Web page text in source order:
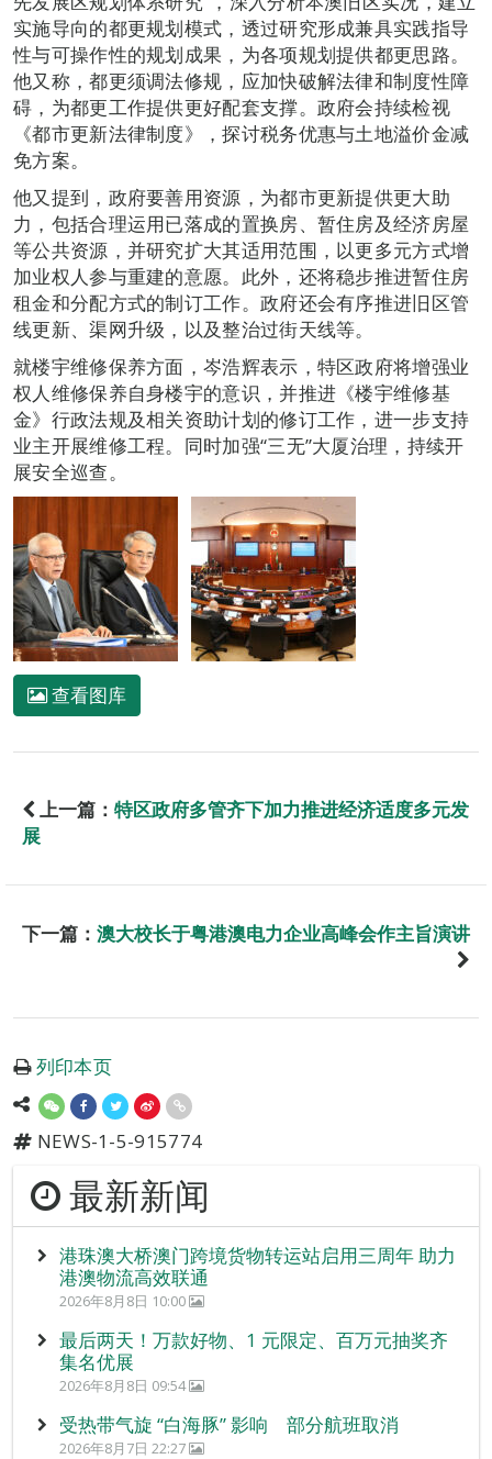
实施导向的都更规划模式，透过研究形成兼具实践指导
性与可操作性的规划成果，为各项规划提供都更思路。
他又称，都更须调法修规，应加快破解法律和制度性障
碍，为都更工作提供更好配套支撑。政府会持续检视
《都市更新法律制度》，探讨税务优惠与土地溢价金减
免方案。
他又提到，政府要善用资源，为都市更新提供更大助
力，包括合理运用已落成的置换房、暂住房及经济房屋
等公共资源，并研究扩大其适用范围，以更多元方式增
加业权人参与重建的意愿。此外，还将稳步推进暂住房
租金和分配方式的制订工作。政府还会有序推进旧区管
线更新、渠网升级，以及整治过街天线等。
就楼宇维修保养方面，岑浩辉表示，特区政府将增强业
权人维修保养自身楼宇的意识，并推进《楼宇维修基
金》行政法规及相关资助计划的修订工作，进一步支持
业主开展维修工程。同时加强“三无”大厦治理，持续开
展安全巡查。
查看图库
上一篇： 特区政府多管齐下加力推进经济适度多元发
展
下一篇： 澳大校长于粤港澳电力企业高峰会作主旨演讲
列印本页
NEWS-1-5-915774
最新新闻
港珠澳大桥澳门跨境货物转运站启用三周年 助力
港澳物流高效联通
2026年8月8日 10:00
最后两天！万款好物、1 元限定、百万元抽奖齐
集名优展
2026年8月8日 09:54
受热带气旋 “白海豚” 影响 部分航班取消
2026年8月7日 22:27